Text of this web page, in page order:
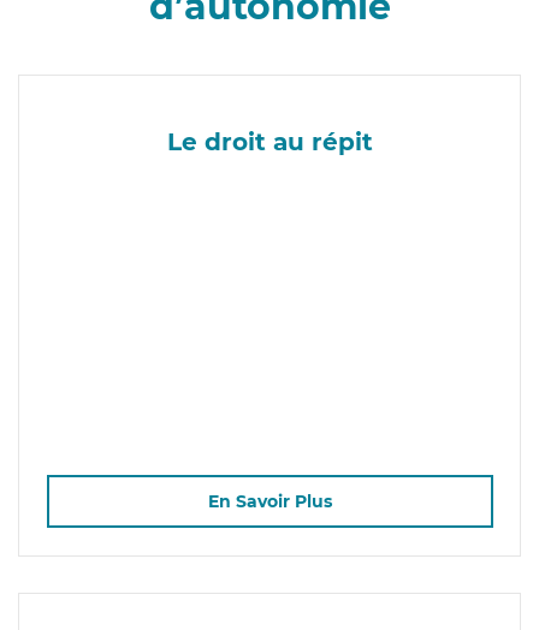
Le droit au répit
En Savoir Plus